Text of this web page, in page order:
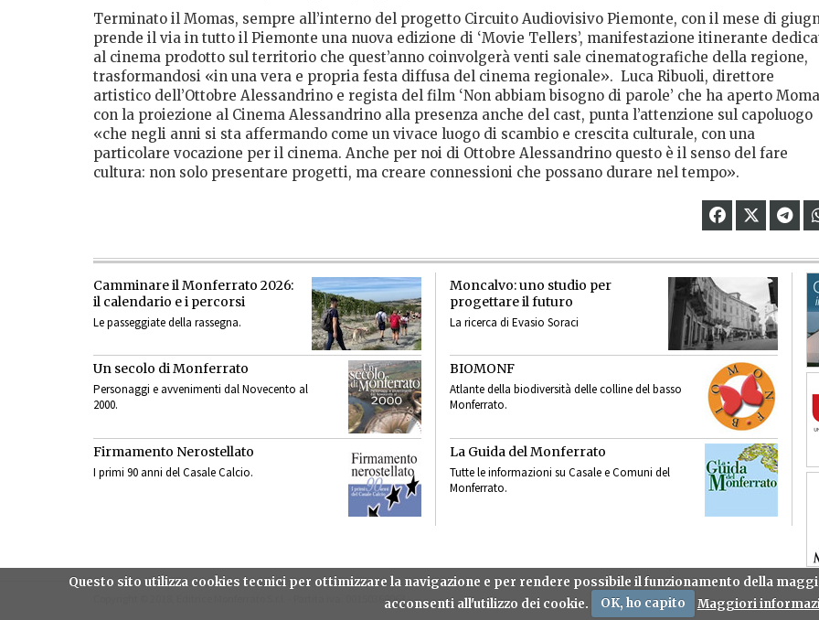
Terminato il Momas, sempre all’interno del progetto Circuito Audiovisivo Piemonte, con il mese di
prende il via in tutto il Piemonte una nuova edizione di ‘Movie Tellers’, manifestazione itinerante
al cinema prodotto sul territorio che quest’anno coinvolgerà venti sale cinematografiche della regione,
trasformandosi «in una vera e propria festa diffusa del cinema regionale». Luca Ribuoli, direttore
artistico dell’Ottobre Alessandrino e regista del film ‘Non abbiam bisogno di parole’ che ha aperto
con la proiezione al Cinema Alessandrino alla presenza anche del cast, punta l’attenzione sul capoluogo
«che negli anni si sta affermando come un vivace luogo di scambio e crescita culturale, con una
particolare vocazione per il cinema. Anche per noi di Ottobre Alessandrino questo è il senso del fare
cultura: non solo presentare progetti, ma creare connessioni che possano durare nel tempo».
Camminare il Monferrato 2026:
il calendario e i percorsi
Le passeggiate della rassegna.
Un secolo di Monferrato
Personaggi e avvenimenti dal Novecento al
2000.
Firmamento Nerostellato
I primi 90 anni del Casale Calcio.
Moncalvo: uno studio per
progettare il futuro
La ricerca di Evasio Soraci
BIOMONF
Atlante della biodiversità delle colline del basso
Monferrato.
La Guida del Monferrato
Tutte le informazioni su Casale e Comuni del
Monferrato.
Copyright © 2018, Editrice Monferrato S.r.l. - Partita iva: 00150360063
Questo sito utilizza cookies tecnici per ottimizzare la navigazione e per rendere possibile il funzionamento della
acconsenti all'utilizzo dei cookie.
OK, ho capito Maggiori